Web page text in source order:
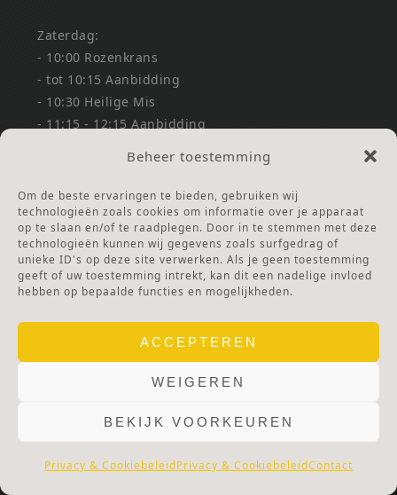
Beheer toestemming
Om de beste ervaringen te bieden, gebruiken wij
technologieën zoals cookies om informatie over je apparaat
op te slaan en/of te raadplegen. Door in te stemmen met deze
technologieën kunnen wij gegevens zoals surfgedrag of
unieke ID's op deze site verwerken. Als je geen toestemming
geeft of uw toestemming intrekt, kan dit een nadelige invloed
hebben op bepaalde functies en mogelijkheden.
ACCEPTEREN
WEIGEREN
BEKIJK VOORKEUREN
Privacy & CookiebeleidPrivacy & CookiebeleidContact
Zaterdag:
- 10:00 Rozenkrans
- tot 10:15 Aanbidding
- 10:30 Heilige Mis
- 11:15 - 12:15 Aanbidding
Eerste Zaterdag Bedevaart:
- 11.00 - 12:00 Biechtgelegenheid
- 11.30 Rozenkrans
- 12.00 Heilige Mis
- 14:15 - 15:30 Aanbidding & Lof
ADRES HEILIGDOM
ADRES GASTENHUIS